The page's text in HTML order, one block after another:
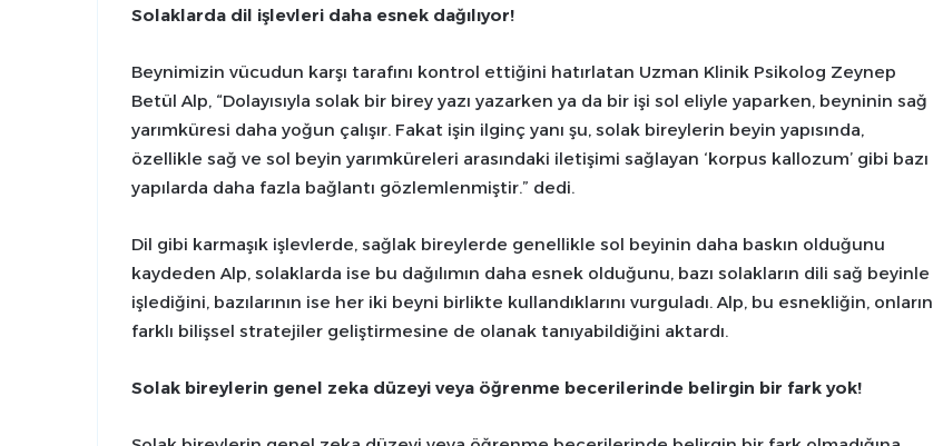
Solaklarda dil işlevleri daha esnek dağılıyor!
Beynimizin vücudun karşı tarafını kontrol ettiğini hatırlatan Uzman Klinik Psikolog Zeynep
Betül Alp, “Dolayısıyla solak bir birey yazı yazarken ya da bir işi sol eliyle yaparken, beyninin sağ
yarımküresi daha yoğun çalışır. Fakat işin ilginç yanı şu, solak bireylerin beyin yapısında,
özellikle sağ ve sol beyin yarımküreleri arasındaki iletişimi sağlayan ‘korpus kallozum’ gibi bazı
yapılarda daha fazla bağlantı gözlemlenmiştir.” dedi.
Dil gibi karmaşık işlevlerde, sağlak bireylerde genellikle sol beyinin daha baskın olduğunu
kaydeden Alp, solaklarda ise bu dağılımın daha esnek olduğunu, bazı solakların dili sağ beyinle
işlediğini, bazılarının ise her iki beyni birlikte kullandıklarını vurguladı. Alp, bu esnekliğin, onların
farklı bilişsel stratejiler geliştirmesine de olanak tanıyabildiğini aktardı.
Solak bireylerin genel zeka düzeyi veya öğrenme becerilerinde belirgin bir fark yok!